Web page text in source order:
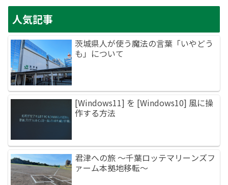
人気記事
茨城県人が使う魔法の言葉「いやどう
も」について
[Windows11] を [Windows10] 風に操
作する方法
君津への旅 ～千葉ロッテマリーンズフ
ァーム本拠地移転～